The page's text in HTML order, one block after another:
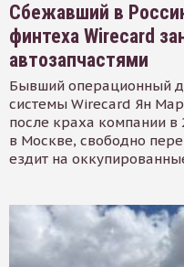
Сбежавший в
финтеха Wirecard
автозапчастями
Бывший операционный
системы Wirecard Ян
после краха компании в
в Москве, свободно
ездит на